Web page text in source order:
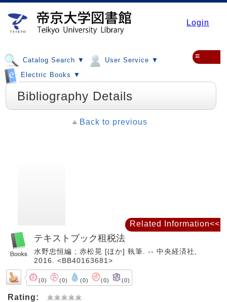
Login
Catalog Search ▼
User Service ▼
Electric Books ▼
≡
Bibliography Details
Back to previous
テキストブック租税法
水野忠恒編 ; 赤松晃 [ほか] 執筆. -- 中央経済社,
2016. <BB40163681>
(0) (0) (0) (0) (0)
Rating:
Related Information<<